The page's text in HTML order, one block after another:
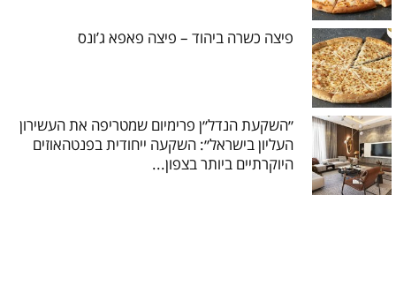
פיצה כשרה ביהוד – פיצה פאפא ג’ונס
״השקעת הנדל״ן פרימיום שמטריפה את העשירון
העליון בישראל״: השקעה ייחודית בפנטהאוזים
היוקרתיים ביותר בצפון...